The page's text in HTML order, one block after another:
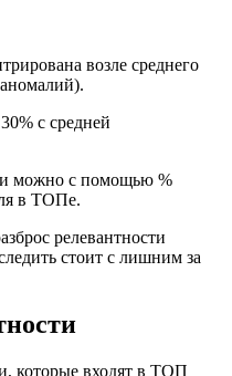
возле среднего
с средней
и можно с помощью %
в ТОПе.
релевантности
стоит с лишним за
которые входят в ТОП